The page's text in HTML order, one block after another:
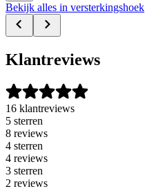
Bekijk alles in versterkingshoek
Klantreviews
16 klantreviews
5 sterren
8 reviews
4 sterren
4 reviews
3 sterren
2 reviews